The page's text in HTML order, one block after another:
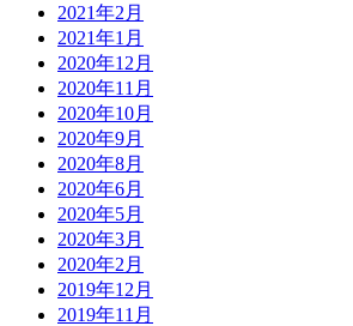
2021年2月
2021年1月
2020年12月
2020年11月
2020年10月
2020年9月
2020年8月
2020年6月
2020年5月
2020年3月
2020年2月
2019年12月
2019年11月